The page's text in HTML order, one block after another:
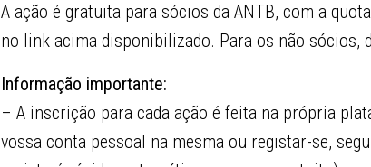
A ação é gratuita para sócios da ANTB, com a
no link acima disponibilizado. Para os não sócios,
Informação importante:
– A inscrição para cada ação é feita na própria
vossa conta pessoal na mesma ou registar-se,